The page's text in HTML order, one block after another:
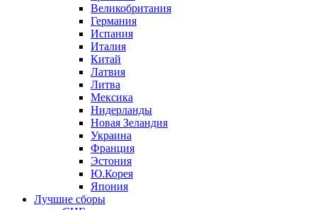
Великобритания
Германия
Испания
Италия
Китай
Латвия
Литва
Мексика
Нидерланды
Новая Зеландия
Украина
Франция
Эстония
Ю.Корея
Япония
Лучшие сборы